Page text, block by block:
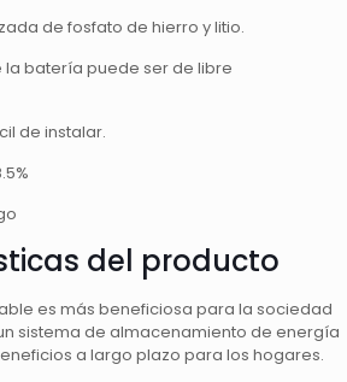
de fosfato de hierro y litio.
la batería puede ser de libre
de instalar.
del producto
es más beneficiosa para la sociedad
sistema de almacenamiento de energía
a largo plazo para los hogares.